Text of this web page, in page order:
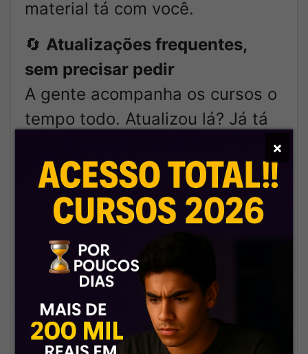
material tá com você.
🔄 Atualizações frequentes,
sem precisar pedir
A gente acompanha os cursos o
tempo todo. Atualizou lá? Já tá
🎯Atendimento rápido e
profissional
Nada de sumiço. Nosso suporte
é eficiente, presente e pronto
pra resolver.
🗂️Tudo organizado, como deve
ser
×